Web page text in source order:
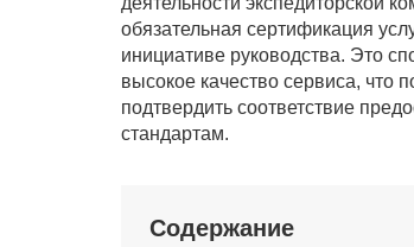
обязательная сертификация
инициативе руководства. Это
высокое качество сервиса, что
подтвердить соответствие
стандартам.
Содержание